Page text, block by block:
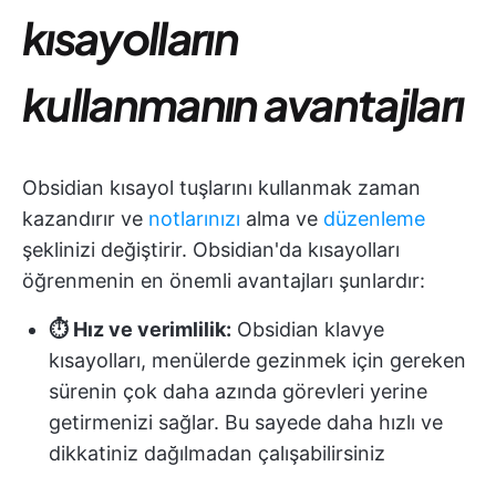
kısayolların
kullanmanın avantajları
Obsidian kısayol tuşlarını kullanmak zaman
kazandırır ve notlarınızı alma ve düzenleme
şeklinizi değiştirir. Obsidian'da kısayolları
öğrenmenin en önemli avantajları şunlardır:
⏱️ Hız ve verimlilik: Obsidian klavye
kısayolları, menülerde gezinmek için gereken
sürenin çok daha azında görevleri yerine
getirmenizi sağlar. Bu sayede daha hızlı ve
dikkatiniz dağılmadan çalışabilirsiniz